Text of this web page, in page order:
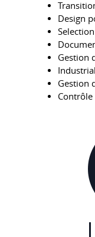
Design
Gestion
Gestion